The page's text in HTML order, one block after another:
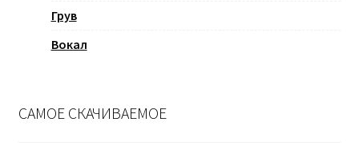
Грув
Вокал
САМОЕ СКАЧИВАЕМОЕ